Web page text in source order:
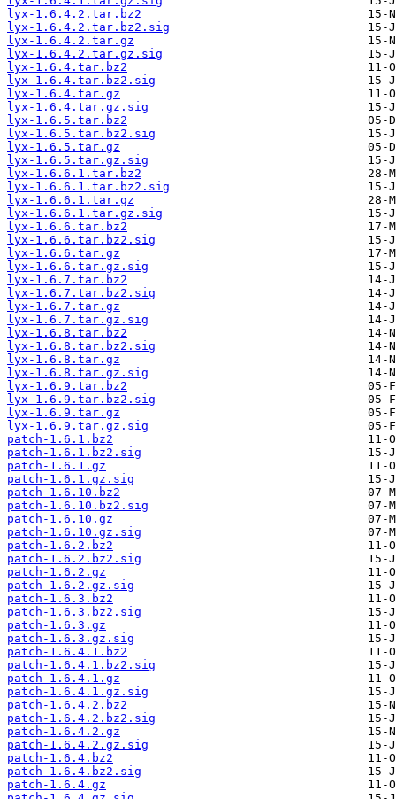
lyx-1.6.4.2.tar.bz2
lyx-1.6.4.2.tar.bz2.sig
lyx-1.6.4.2.tar.gz
lyx-1.6.4.2.tar.gz.sig
lyx-1.6.4.tar.bz2
lyx-1.6.4.tar.bz2.sig
lyx-1.6.4.tar.gz
lyx-1.6.4.tar.gz.sig
lyx-1.6.5.tar.bz2
lyx-1.6.5.tar.bz2.sig
lyx-1.6.5.tar.gz
lyx-1.6.5.tar.gz.sig
lyx-1.6.6.1.tar.bz2
lyx-1.6.6.1.tar.bz2.sig
lyx-1.6.6.1.tar.gz
lyx-1.6.6.1.tar.gz.sig
lyx-1.6.6.tar.bz2
lyx-1.6.6.tar.bz2.sig
lyx-1.6.6.tar.gz
lyx-1.6.6.tar.gz.sig
lyx-1.6.7.tar.bz2
lyx-1.6.7.tar.bz2.sig
lyx-1.6.7.tar.gz
lyx-1.6.7.tar.gz.sig
lyx-1.6.8.tar.bz2
lyx-1.6.8.tar.bz2.sig
lyx-1.6.8.tar.gz
lyx-1.6.8.tar.gz.sig
lyx-1.6.9.tar.bz2
lyx-1.6.9.tar.bz2.sig
lyx-1.6.9.tar.gz
lyx-1.6.9.tar.gz.sig
patch-1.6.1.bz2
patch-1.6.1.bz2.sig
patch-1.6.1.gz
patch-1.6.1.gz.sig
patch-1.6.10.bz2
patch-1.6.10.bz2.sig
patch-1.6.10.gz
patch-1.6.10.gz.sig
patch-1.6.2.bz2
patch-1.6.2.bz2.sig
patch-1.6.2.gz
patch-1.6.2.gz.sig
patch-1.6.3.bz2
patch-1.6.3.bz2.sig
patch-1.6.3.gz
patch-1.6.3.gz.sig
patch-1.6.4.1.bz2
patch-1.6.4.1.bz2.sig
patch-1.6.4.1.gz
patch-1.6.4.1.gz.sig
patch-1.6.4.2.bz2
patch-1.6.4.2.bz2.sig
patch-1.6.4.2.gz
patch-1.6.4.2.gz.sig
patch-1.6.4.bz2
patch-1.6.4.bz2.sig
patch-1.6.4.gz